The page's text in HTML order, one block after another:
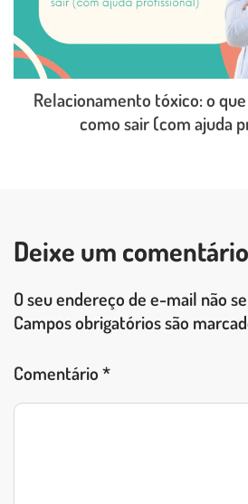
Relacionamento tóxico: o que
como sair (com ajuda
Deixe um comentário
O seu endereço de e-mail não
Campos obrigatórios são
Comentário*